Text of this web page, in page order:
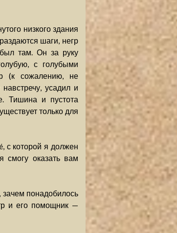
низкого здания
шаги, негр
там. Он за руку
с голубыми
(к сожалению, не
усадил и
Тишина и пустота
только для
с которой я должен
смогу оказать вам
понадобилось
и его помощник —